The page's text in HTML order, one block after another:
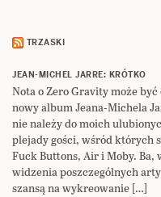
TRZASKI
JEAN-MICHEL JARRE: KRÓTKO
Nota o Zero Gravity może
nowy album Jeana-Michela
nie należy do moich
plejady gości, wśród których
Fuck Buttons, Air i Moby. Ba,
widzenia poszczególnych
szansą na wykreowanie […]